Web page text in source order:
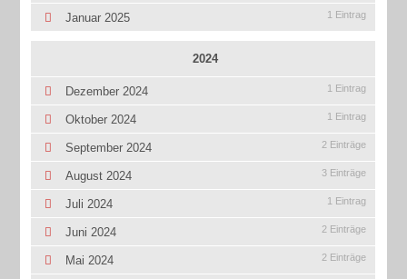
Januar 2025 1 Eintrag
2024
Dezember 2024 1 Eintrag
Oktober 2024 1 Eintrag
September 2024 2 Einträge
August 2024 3 Einträge
Juli 2024 1 Eintrag
Juni 2024 2 Einträge
Mai 2024 2 Einträge